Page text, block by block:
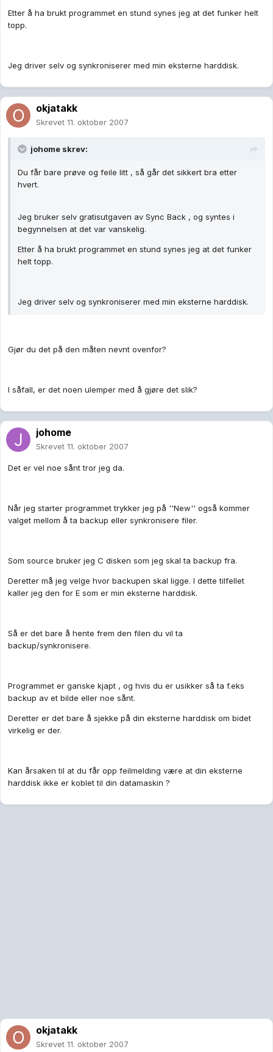
Etter å ha brukt programmet en stund synes jeg at det funker helt
topp.
Jeg driver selv og synkroniserer med min eksterne harddisk.
okjatakk
Skrevet 11. oktober 2007
johome skrev:
Du får bare prøve og feile litt , så går det sikkert bra etter
hvert.
Jeg bruker selv gratisutgaven av Sync Back , og syntes i
begynnelsen at det var vanskelig.
Etter å ha brukt programmet en stund synes jeg at det funker
helt topp.
Jeg driver selv og synkroniserer med min eksterne harddisk.
Gjør du det på den måten nevnt ovenfor?
I såfall, er det noen ulemper med å gjøre det slik?
johome
Skrevet 11. oktober 2007
Det er vel noe sånt tror jeg da.
Når jeg starter programmet trykker jeg på ''New'' også kommer
valget mellom å ta backup eller synkronisere filer.
Som source bruker jeg C disken som jeg skal ta backup fra.
Deretter må jeg velge hvor backupen skal ligge. I dette tilfellet
kaller jeg den for E som er min eksterne harddisk.
Så er det bare å hente frem den filen du vil ta
backup/synkronisere.
Programmet er ganske kjapt , og hvis du er usikker så ta f.eks
backup av et bilde eller noe sånt.
Deretter er det bare å sjekke på din eksterne harddisk om bidet
virkelig er der.
Kan årsaken til at du får opp feilmelding være at din eksterne
harddisk ikke er koblet til din datamaskin ?
okjatakk
Skrevet 11. oktober 2007